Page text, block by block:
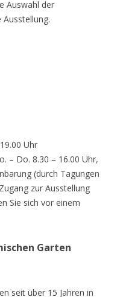
Auswahl der
Uhr
– Do. 8.30 – 16.00 Uhr,
(durch Tagungen
zur Ausstellung
Sie sich vor einem
Garten
seit über 15 Jahren in